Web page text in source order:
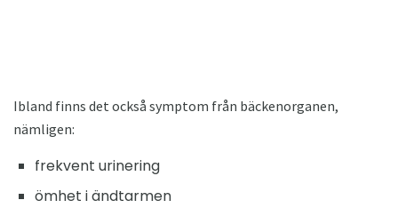
Ibland finns det också symptom från bäckenorganen,
nämligen:
frekvent urinering
ömhet i ändtarmen